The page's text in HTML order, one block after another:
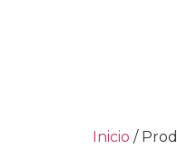
Inicio /